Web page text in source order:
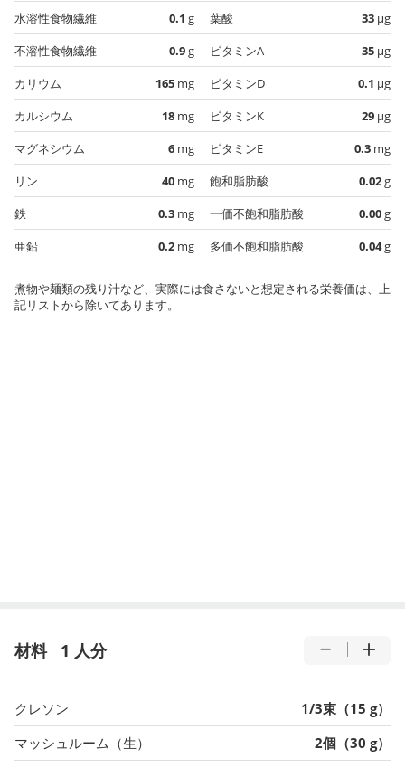
水溶性食物繊維
0.1 g
不溶性食物繊維
0.9g
カリウム
165 mg
カルシウム
18 mg
マグネシウム
6 mg
リン
40 mg
鉄
0.3 mg
亜鉛
0.2 mg
葉酸
33 µg
ビタミンA
35 µg
ビタミンD
0.1 µg
ビタミンK
29 µg
ビタミンE
0.3 mg
飽和脂肪酸
0.02g
一価不飽和脂肪酸
0.00g
多価不飽和脂肪酸
0.04g
煮物や麺類の残り汁など、実際には食さないと想定される栄養価は、上
記リストから除いてあります。
材料 1 人分
クレソン
1/3束（15 g）
マッシュルーム（生）
2個（30 g）